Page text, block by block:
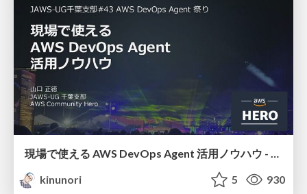
kinunori
5 930